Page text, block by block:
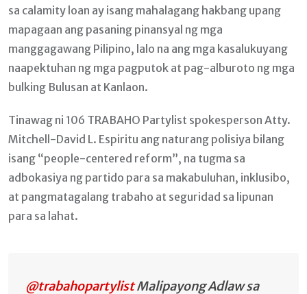
sa calamity loan ay isang mahalagang hakbang upang
mapagaan ang pasaning pinansyal ng mga
manggagawang Pilipino, lalo na ang mga kasalukuyang
naapektuhan ng mga pagputok at pag-alburoto ng mga
bulking Bulusan at Kanlaon.
Tinawag ni 106 TRABAHO Partylist spokesperson Atty.
Mitchell-David L. Espiritu ang naturang polisiya bilang
isang “people-centered reform”, na tugma sa
adbokasiya ng partido para sa makabuluhan, inklusibo,
at pangmatagalang trabaho at seguridad sa lipunan
para sa lahat.
@trabahopartylistMalipayong Adlaw sa